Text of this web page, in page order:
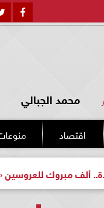
محمد الجبالي
اقتصاد
للعروسين «محمد